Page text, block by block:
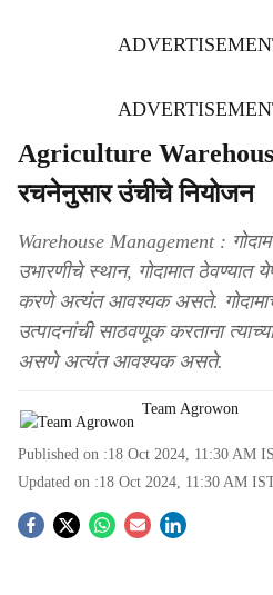
Agriculture Warehouse
रचनेनुसार उंचीचे नियोजन
Warehouse Management : गोदाम
उभारणीचे स्थान, गोदामात ठेवण्यात
करणे अत्यंत आवश्यक असते.
उत्पादनांची साठवणूक करताना
असणे अत्यंत आवश्यक असते.
Team Agrowon
Published on :18 Oct 2024, 11:30 AM
Updated on :18 Oct 2024, 11:30 AM
S